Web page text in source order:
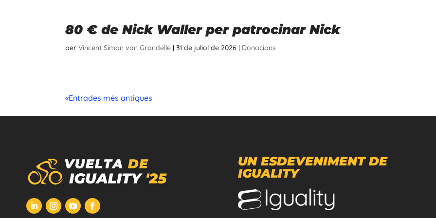
80 € de Nick Waller per patrocinar Nick
perVincent Simon van Grondelle |31 de juliol de 2026 | Donacions
«Entrades més antigues
UN ESDEVENIMENT DE
IGUALITY